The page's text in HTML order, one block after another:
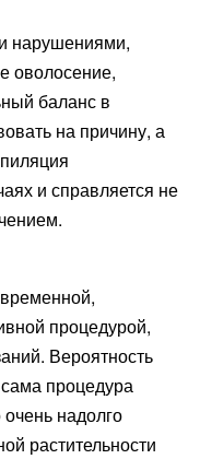
нарушениями,
оволосение,
баланс в
на причину, а
и справляется не
процедурой,
Вероятность
процедура
надолго
растительности